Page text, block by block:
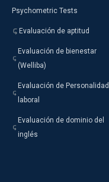
Psychometric Tests
Evaluación de aptitud
Evaluación de bienestar
(Welliba)
Evaluación de Personalidad
laboral
Evaluación de dominio del
inglés